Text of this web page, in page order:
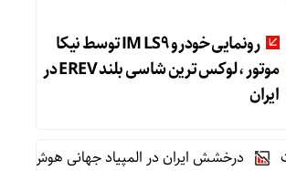
رونمایی خودرو IM LS9 توسط نیکا
موتور ، لوکس ترین شاسی بلند EREV در
ایران
درخشش ایران در المپیاد جهانی هوش مصنوعی